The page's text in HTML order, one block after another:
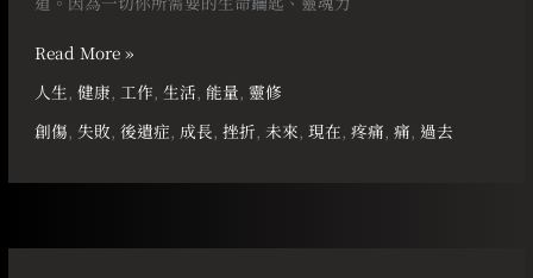
Read More »
人生,健康,工作,生活, 能量,靈修
創傷, 失敗,後遺症, 成長,挫折,未來,現在,疼痛,痛, 過去